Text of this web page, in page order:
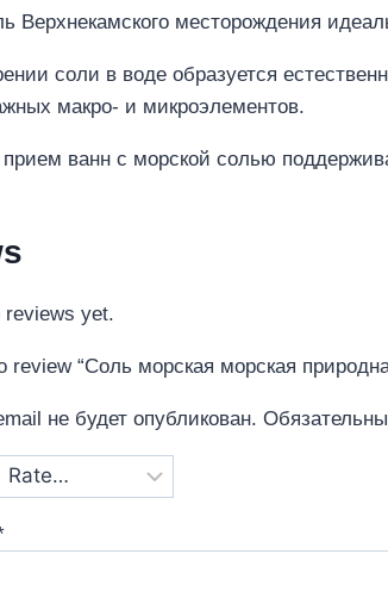
Верхнекамского месторождения
соли в воде образуется
макро- и микроэлементов.
ванн с морской солью
reviews yet.
review “Соль морская морская
не будет опубликован.